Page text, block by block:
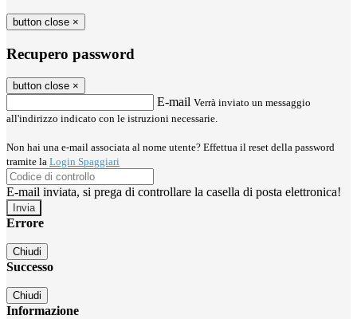
button close ×
Recupero password
button close ×
E-mail Verrà inviato un messaggio
all'indirizzo indicato con le istruzioni necessarie.
Non hai una e-mail associata al nome utente? Effettua il reset della password
tramite la Login Spaggiari
E-mail inviata, si prega di controllare la casella di posta elettronica!
Errore
Chiudi
Successo
Chiudi
Informazione